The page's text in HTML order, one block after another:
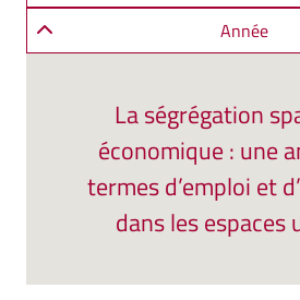
Année
La ségrégation
économique : une
termes d’emploi et
dans les espaces